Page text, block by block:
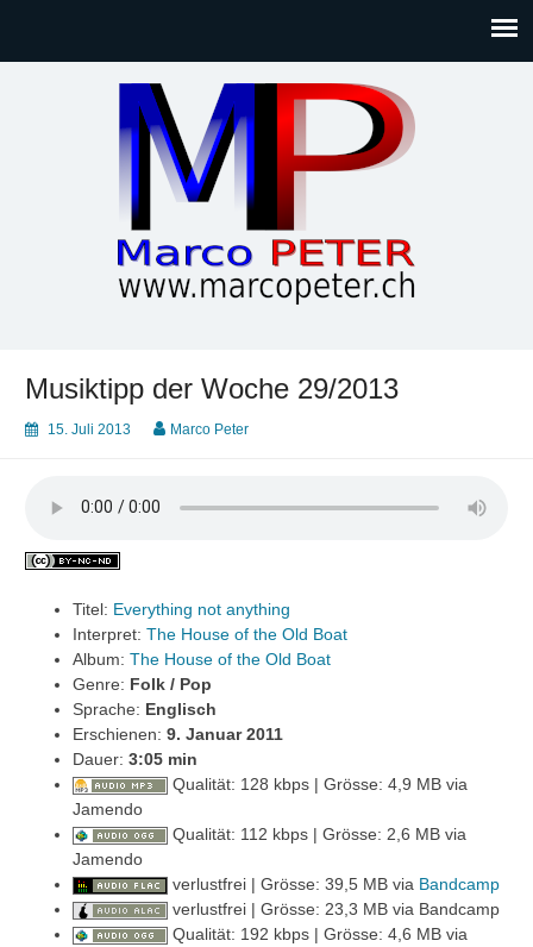
Musiktipp der Woche 29/2013
15. Juli 2013 Marco Peter
Titel: Everything not anything
Interpret: The House of the Old Boat
Album: The House of the Old Boat
Genre: Folk / Pop
Sprache: Englisch
Erschienen: 9. Januar 2011
Dauer: 3:05 min
Qualität: 128 kbps | Grösse: 4,9 MB via
Jamendo
Qualität: 112 kbps | Grösse: 2,6 MB via
Jamendo
verlustfrei | Grösse: 39,5 MB via Bandcamp
verlustfrei | Grösse: 23,3 MB via Bandcamp
Qualität: 192 kbps | Grösse: 4,6 MB via